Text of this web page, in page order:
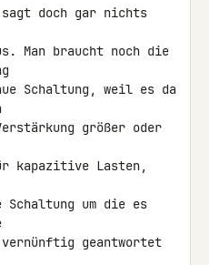
sagt doch gar nichts
Man braucht noch die
Schaltung, weil es da
größer oder
kapazitive Lasten,
um die es
geantwortet